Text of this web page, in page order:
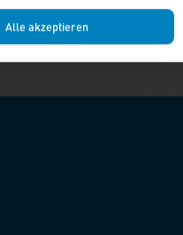
Alle akzeptieren